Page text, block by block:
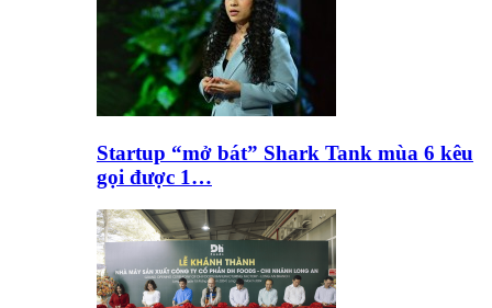
Startup “mở bát” Shark Tank mùa 6 kêu
gọi được 1…